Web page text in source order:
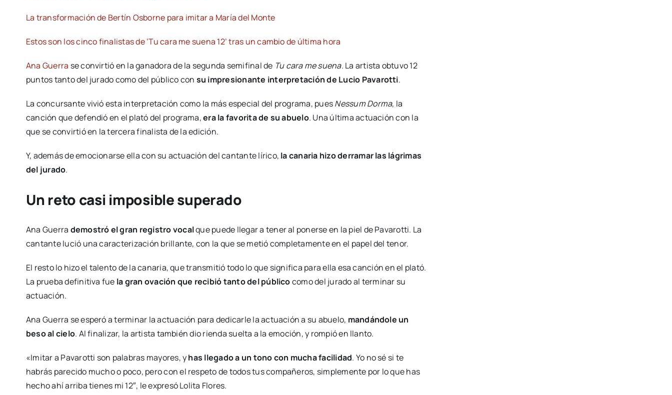
La transformación de Bertín Osborne para imitar a María del Monte
Estos son los cinco finalistas de ‘Tu cara me suena 12’ tras un cambio de última hora
Ana Guerra se convirtió en la ganadora de la segunda semifinal de Tu cara me suena. La artista obtuvo 12
puntos tanto del jurado como del público con su impresionante interpretación de Lucio Pavarotti.
La concursante vivió esta interpretación como la más especial del programa, puesNessum Dorma, la
canción que defendió en el plató del programa,era la favorita de su abuelo. Una última actuación con la
que se convirtió en la tercera finalista de la edición.
Y, además de emocionarse ella con su actuación del cantante lírico, la canaria hizo derramar las lágrimas
del jurado.
Un reto casi imposible superado
Ana Guerra demostró el gran registro vocalque puede llegar a tener al ponerse en la piel de Pavarotti. La
cantante lució una caracterización brillante, con la que se metió completamente en el papel del tenor.
El resto lo hizo el talento de la canaria, que transmitió todo lo que significa para ella esa canción en el plató.
La prueba definitiva fue la gran ovación que recibió tanto del públicocomo del jurado al terminar su
actuación.
Ana Guerra se esperó a terminar la actuación para dedicarle la actuación a su abuelo, mandándole un
beso al cielo. Al finalizar, la artista también dio rienda suelta a la emoción, y rompió en llanto.
«Imitar a Pavarotti son palabras mayores, yhas llegado a un tono con mucha facilidad. Yo no sé si te
habrás parecido mucho o poco, pero con el respeto de todos tus compañeros, simplemente por lo que has
hecho ahí arriba tienes mi 12″, le expresó Lolita Flores.